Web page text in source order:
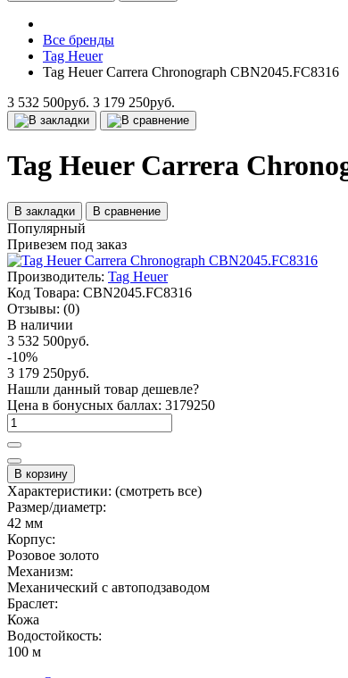
Все бренды
Tag Heuer
Tag Heuer Carrera Chronograph CBN2045.FC8316
3 532 500руб. 3 179 250руб.
Tag Heuer Carrera
В закладки В сравнение
Популярный
Привезем под заказ
Производитель: Tag Heuer
Код Товара: CBN2045.FC8316
Отзывы: (0)
В наличии
3 532 500руб.
-10%
3 179 250руб.
Нашли данный товар дешевле?
Цена в бонусных баллах: 3179250
В корзину
Характеристики: (смотреть все)
Размер/диаметр:
42 мм
Корпус:
Розовое золото
Механизм:
Механический с автоподзаводом
Браслет:
Кожа
Водостойкость:
100 м